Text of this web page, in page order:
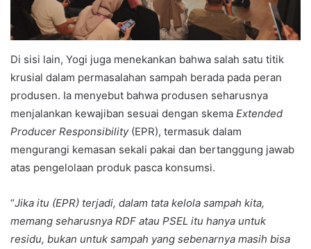
Di sisi lain, Yogi juga menekankan bahwa salah satu titik
krusial dalam permasalahan sampah berada pada peran
produsen. Ia menyebut bahwa produsen seharusnya
menjalankan kewajiban sesuai dengan skema Extended
Producer Responsibility(EPR), termasuk dalam
mengurangi kemasan sekali pakai dan bertanggung jawab
atas pengelolaan produk pasca konsumsi.
“Jika itu (EPR) terjadi, dalam tata kelola sampah kita,
memang seharusnya RDF atau PSEL itu hanya untuk
residu, bukan untuk sampah yang sebenarnya masih bisa